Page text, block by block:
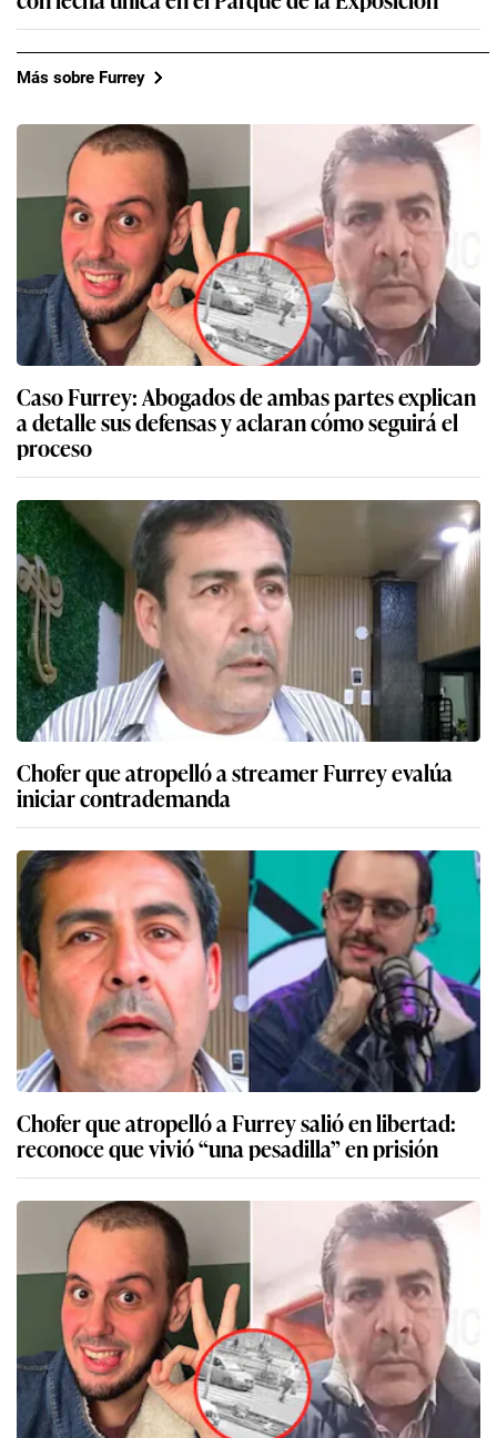
Más sobre Furrey
Caso Furrey: Abogados de ambas partes explican
a detalle sus defensas y aclaran cómo seguirá el
proceso
Chofer que atropelló a streamer Furrey evalúa
iniciar contrademanda
Chofer que atropelló a Furrey salió en libertad:
reconoce que vivió “una pesadilla” en prisión